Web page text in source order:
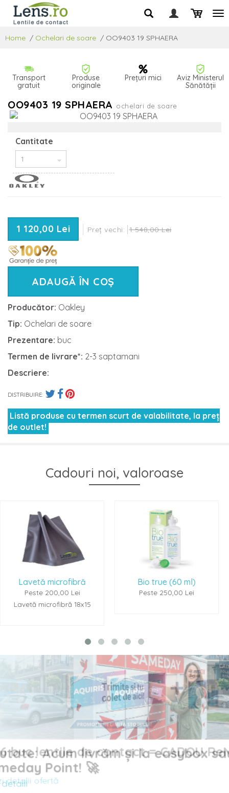
Home / Ochelari de soare / OO9403 19 SPHAERA
Transport
gratuit
Produse
originale
Prețuri mici
Aviz Ministerul
Sănătății
OO9403 19 SPHAERA ochelari de soare
Cantitate
1 120,00 Lei Preț vechi: 1 548,00 Lei
ADAUGĂ ÎN COȘ
Producător: Oakley
Tip: Ochelari de soare
Prezentare: buc
Termen de livrare*: 2-3 saptamani
Descriere:
DISTRIBUIRE:
Listă produse cu termen scurt de valabilitate, la preț
de outlet!
Cadouri noi, valoroase
18x15
Bio true (60 ml)
Peste 250,00 Lei
Renu
Peste
lentile de contact = CADOU
Noutate: Acum livrăm și la easybox sau
Sameday Point! 🚀
Vezi detalii